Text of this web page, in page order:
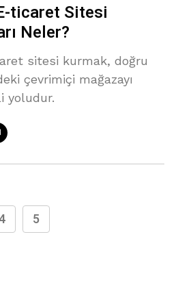
ticaret Sitesi
Neler?
sitesi kurmak, doğru
çevrimiçi mağazayı
yoludur.
5